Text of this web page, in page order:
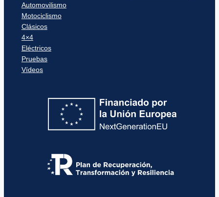
Automovilismo
Motociclismo
Clásicos
4×4
Eléctricos
Pruebas
Vídeos